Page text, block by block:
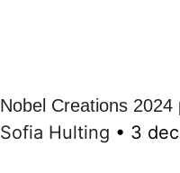
Nobel Creations
Sofia Hulting • 3